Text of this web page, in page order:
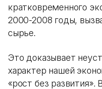
кратковременного
2000-2008 годы,
сырье.
Это доказывает
характер нашей
«рост без развития».